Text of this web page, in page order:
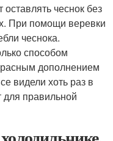
чеснок без
При помощи веревки
чеснока.
способом
дополнением
видели хоть раз в
для правильной